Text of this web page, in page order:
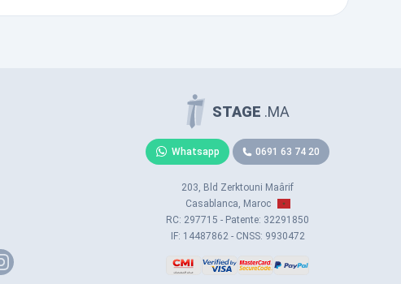
STAGE .MA
Whatsapp 0691 63 74 20
203, Bld Zerktouni Maârif
Casablanca, Maroc
RC: 297715 - Patente: 32291850
IF: 14487862 - CNSS: 9930472